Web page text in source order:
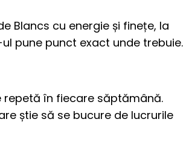
Blancs cu energie și finețe, la
pune punct exact unde trebuie.
repetă în fiecare săptămână.
știe să se bucure de lucrurile